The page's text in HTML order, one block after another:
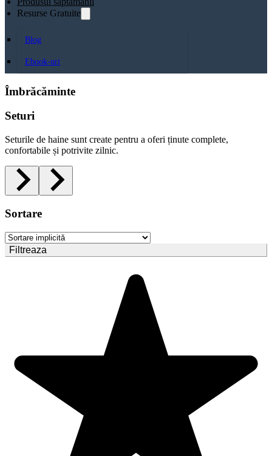
Resurse Gratuite
Blog
Ebook-uri
Îmbrăcăminte
Seturi
Seturile de haine sunt create pentru a oferi ținute complete,
confortabile și potrivite zilnic.
Sortare
Filtreaza